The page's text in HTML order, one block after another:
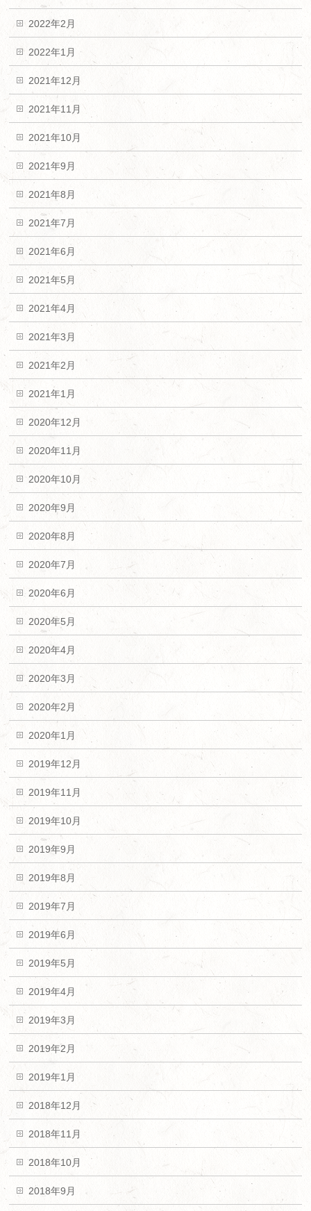
2022年2月
2022年1月
2021年12月
2021年11月
2021年10月
2021年9月
2021年8月
2021年7月
2021年6月
2021年5月
2021年4月
2021年3月
2021年2月
2021年1月
2020年12月
2020年11月
2020年10月
2020年9月
2020年8月
2020年7月
2020年6月
2020年5月
2020年4月
2020年3月
2020年2月
2020年1月
2019年12月
2019年11月
2019年10月
2019年9月
2019年8月
2019年7月
2019年6月
2019年5月
2019年4月
2019年3月
2019年2月
2019年1月
2018年12月
2018年11月
2018年10月
2018年9月